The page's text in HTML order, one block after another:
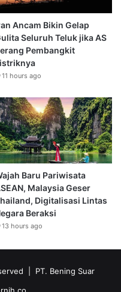
Ancam Bikin Gelap
Seluruh Teluk jika AS
Pembangkit
11 hours ago
Baru Pariwisata
Malaysia Geser
Digitalisasi Lintas
Beraksi
13 hours ago
| PT. Bening Suar